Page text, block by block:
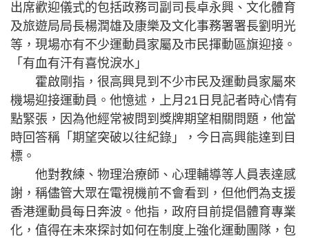
出席歡迎儀式的包括政務司副司長卓永興、文化體育
及旅遊局局長楊潤雄及康樂及文化事務署署長劉明光
等，現場亦有不少運動員家屬及市民揮動區旗迎接。
「有血有汗有喜悅淚水」
霍啟剛指，很高興見到不少市民及運動員家屬來
機場迎接運動員。他憶述，上月21日見記者時心情有
點緊張，因為他經常被問到獎牌期望相關問題，他當
時回答稱「期望突破以往紀錄」，今日高興能達到目
標。
他對教練、物理治療師、心理輔導等人員表達感
謝，稱儘管大眾在電視機前不會看到，但他們為支援
香港運動員每日奔波。他指，政府目前提倡體育專業
化，值得在未來探討如何在制度上強化運動團隊，包